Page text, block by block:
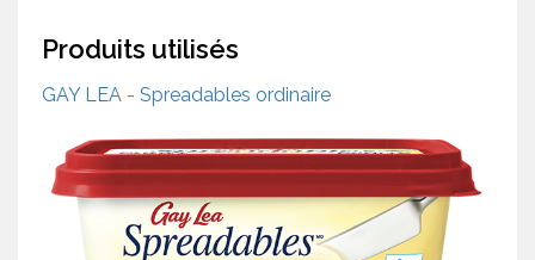
Produits utilisés
GAY LEA - Spreadables ordinaire